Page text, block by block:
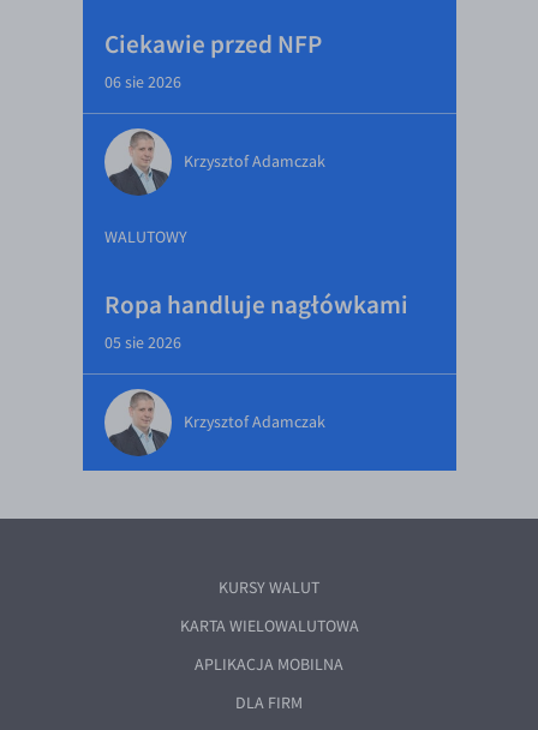
Ciekawie przed NFP
06 sie 2026
Krzysztof Adamczak
WALUTOWY
Ropa handluje nagłówkami
05 sie 2026
Krzysztof Adamczak
KURSY WALUT
KARTA WIELOWALUTOWA
APLIKACJA MOBILNA
DLA FIRM